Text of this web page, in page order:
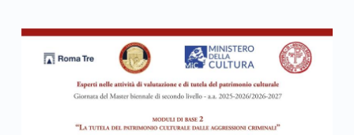
Link identifier archive #link-archive-thumb-soap-28405